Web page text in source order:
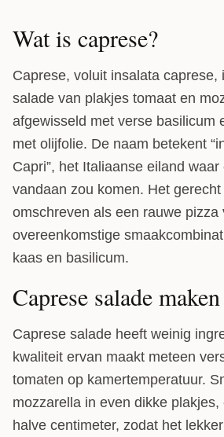
Wat is caprese?
Caprese, voluit insalata caprese,
salade van plakjes tomaat en
afgewisseld met verse basilicum
met olijfolie. De naam betekent
Capri”, het Italiaanse eiland
vandaan zou komen. Het
omschreven als een rauwe pizza
overeenkomstige
kaas en basilicum.
Caprese salade maken
Caprese salade heeft weinig
kwaliteit ervan maakt meteen
tomaten op kamertemperatuur.
mozzarella in even dikke plakjes,
halve centimeter, zodat het